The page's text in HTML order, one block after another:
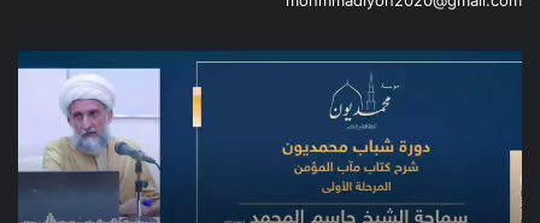
دورة
/
الدرس